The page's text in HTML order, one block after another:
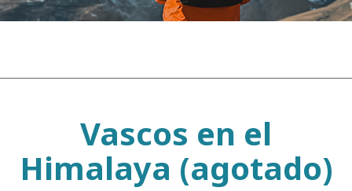
Vascos en el
Himalaya (agotado)